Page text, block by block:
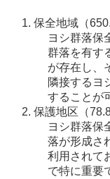
保全地域（
ヨシ群落保
群落を有す
が存在し、
隣接するヨ
することが
保護地区（
ヨシ群落保
落が形成さ
利用されて
で特に重要